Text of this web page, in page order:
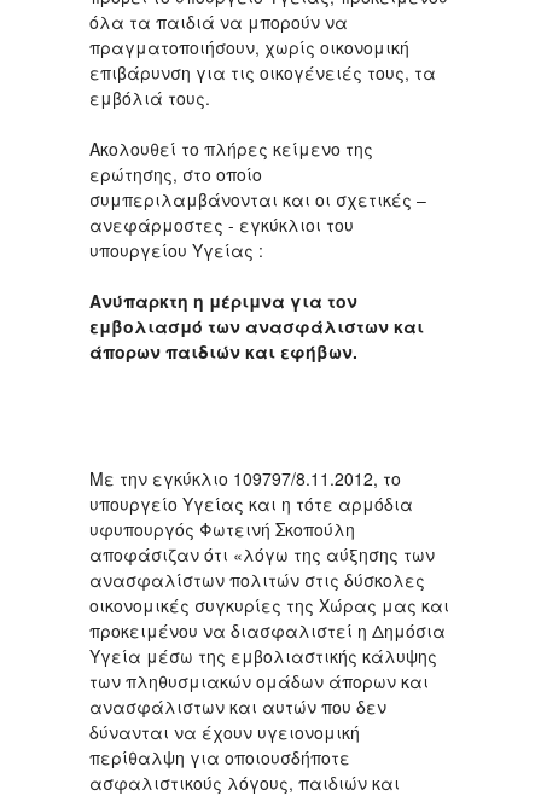
όλα τα παιδιά να μπορούν να
πραγματοποιήσουν, χωρίς οικονομική
επιβάρυνση για τις οικογένειές τους, τα
εμβόλιά τους.
Ακολουθεί το πλήρες κείμενο της
ερώτησης, στο οποίο
συμπεριλαμβάνονται και οι σχετικές –
ανεφάρμοστες - εγκύκλιοι του
υπουργείου Υγείας :
Ανύπαρκτη η μέριμνα για τον
εμβολιασμό των ανασφάλιστων και
άπορων παιδιών και εφήβων.
Με την εγκύκλιο 109797/8.11.2012, το
υπουργείο Υγείας και η τότε αρμόδια
υφυπουργός Φωτεινή Σκοπούλη
αποφάσιζαν ότι «λόγω της αύξησης των
ανασφαλίστων πολιτών στις δύσκολες
οικονομικές συγκυρίες της Χώρας μας και
προκειμένου να διασφαλιστεί η Δημόσια
Υγεία μέσω της εμβολιαστικής κάλυψης
των πληθυσμιακών ομάδων άπορων και
ανασφάλιστων και αυτών που δεν
δύνανται να έχουν υγειονομική
περίθαλψη για οποιουσδήποτε
ασφαλιστικούς λόγους, παιδιών και